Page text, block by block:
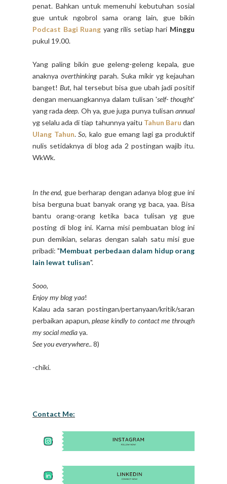
penat. Bahkan untuk memenuhi kebutuhan sosial
gue untuk ngobrol sama orang lain, gue bikin
Podcast Bagi Ruang yang rilis setiap hari Minggu
pukul 19.00.
Yang paling bikin gue geleng-geleng kepala, gue
anaknya overthinking parah. Suka mikir yg kejauhan
banget! But, hal tersebut bisa gue ubah jadi positif
dengan menuangkannya dalam tulisan 'self- thought'
yang radadeep. Oh ya, gue juga punya tulisanannual
yg selalu ada di tiap tahunnya yaitu Tahun Baru dan
Ulang Tahun.So, kalo gue emang lagi ga produktif
nulis setidaknya di blog ada 2 postingan wajib itu.
WkWk.
In the end, gue berharap dengan adanya blog gue ini
bisa berguna buat banyak orang yg baca, yaa. Bisa
bantu orang-orang ketika baca tulisan yg gue
posting di blog ini. Karna misi pembuatan blog ini
pun demikian, selaras dengan salah satu misi gue
pribadi: "Membuat perbedaan dalam hidup orang
lain lewat tulisan".
Sooo,
Enjoy my blog yaa!
Kalau ada saran postingan/pertanyaan/kritik/saran
perbaikan apapun, please kindly to contact me through
my social mediaya.
See you everywhere.. 8)
-chiki.
Contact Me: